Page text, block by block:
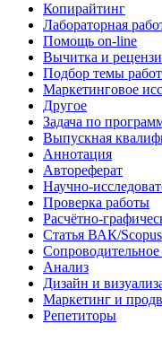
Копирайтинг
Лабораторная
Помощь on-line
Вычитка и
Подбор темы
Маркетинговое
Другое
Задача по
Выпускная
Аннотация
Автореферат
Научно-
Проверка работы
Расчётно-
Статья ВАК/Scopus
Анализ
Дизайн и
Маркетинг и
Репетиторы